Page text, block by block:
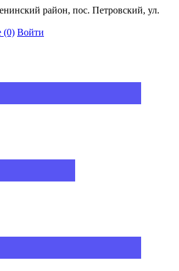
район, пос. Петровский, ул.
(0) Войти